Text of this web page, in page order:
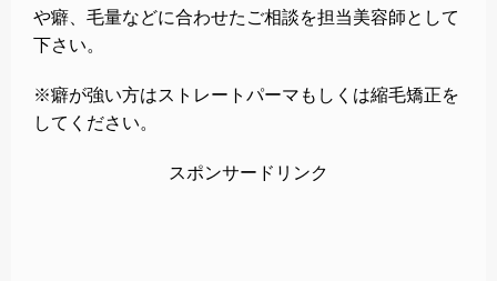
や癖、毛量などに合わせたご相談を担当美容師として
下さい。
※癖が強い方はストレートパーマもしくは縮毛矯正を
してください。
スポンサードリンク